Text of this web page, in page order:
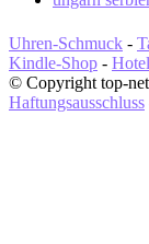
Uhren-Schmuck -
Kindle-Shop -
© Copyright top-
Haftungsausschluss